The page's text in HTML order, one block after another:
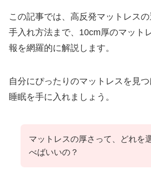
この記事では、高反発マットレス
手入れ方法まで、10cm厚のマット
報を網羅的に解説します。
自分にぴったりのマットレスを見
睡眠を手に入れましょう。
マットレスの厚さって、どれを
べばいいの？